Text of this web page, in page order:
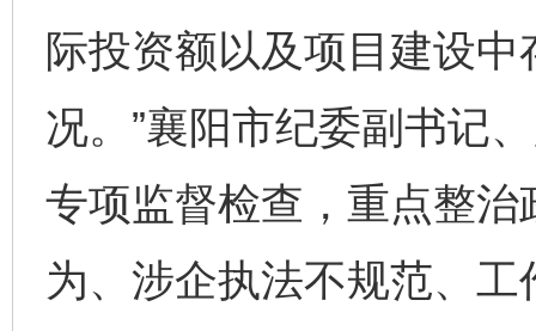
际投资额以及项目建设
况。”襄阳市纪委副书记
专项监督检查，重点整
为、涉企执法不规范、